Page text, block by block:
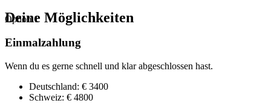
Deine Möglichkeiten
Option 1
Einmalzahlung
Wenn du es gerne schnell und klar abgeschlossen hast.
Deutschland: € 3400
Schweiz: € 4800